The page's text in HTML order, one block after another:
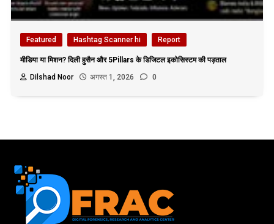
Featured Hashtag Scanner hi Report
मीडिया या मिशन? दिली हुसैन और 5Pillars के डिजिटल इकोसिस्टम की पड़ताल
Dilshad Noor
अगस्त 1, 2026 0